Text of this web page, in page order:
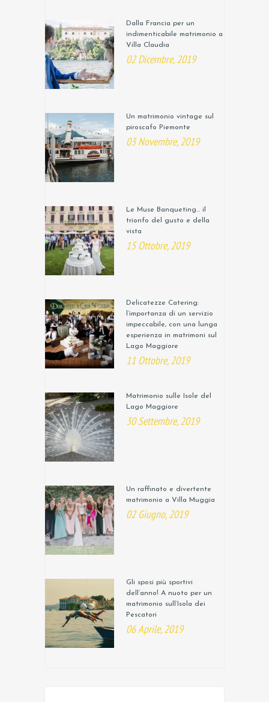
Dalla Francia per un
indimenticabile matrimonio a
Villa Claudia
02 Dicembre, 2019
Un matrimonio vintage sul
piroscafo Piemonte
03 Novembre, 2019
Le Muse Banqueting… il
trionfo del gusto e della
vista
15 Ottobre, 2019
Delicatezze Catering:
l’importanza di un servizio
impeccabile, con una lunga
esperienza in matrimoni sul
Lago Maggiore
11 Ottobre, 2019
Matrimonio sulle Isole del
Lago Maggiore
30 Settembre, 2019
Un raffinato e divertente
matrimonio a Villa Muggia
02 Giugno, 2019
Gli sposi più sportivi
dell’anno! A nuoto per un
matrimonio sull’Isola dei
Pescatori
06 Aprile, 2019